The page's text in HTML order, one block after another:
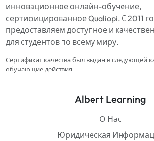
инновационное онлайн-обучение,
сертифицированное Qualiopi. С 2011
предоставляем доступное и
для студентов по всему миру.
Сертификат качества был выдан в следующей
обучающие действия
Albert Learning
О Нас
Юридическая